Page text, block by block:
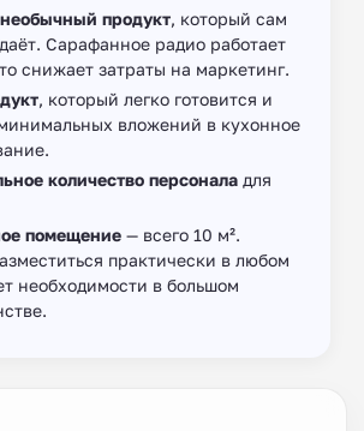
продукт, который сам
Сарафанное радио работает
снижает затраты на маркетинг.
, который легко готовится и
вложений в кухонное
количество персонала для
помещение — всего 10 м².
практически в любом
необходимости в большом